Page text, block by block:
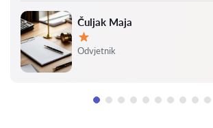
Čuljak Maja
Ocjena:
Odvjetnik